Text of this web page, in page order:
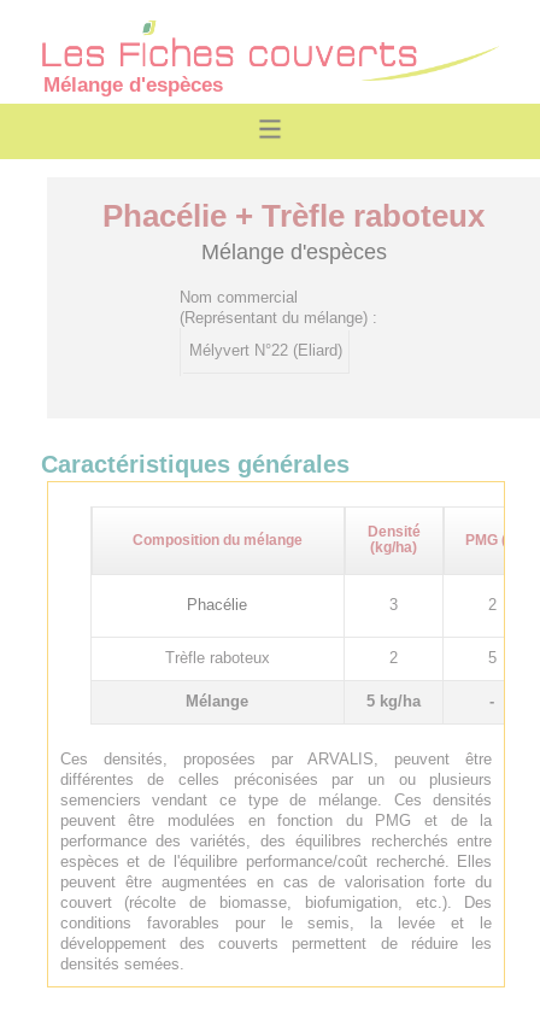
Mélange d'espèces
Phacélie + Trèfle raboteux
Mélange d'espèces
Nom commercial
(Représentant du mélange) :
Mélyvert N°22 (Eliard)
Caractéristiques générales
Composition du mélange
Densité
(kg/ha)
PMG (g)
Phacélie 3 2
Trèfle raboteux 2 5
Mélange 5 kg/ha -
Ces densités, proposées par ARVALIS, peuvent être
différentes de celles préconisées par un ou plusieurs
semenciers vendant ce type de mélange. Ces densités
peuvent être modulées en fonction du PMG et de la
performance des variétés, des équilibres recherchés entre
espèces et de l'équilibre performance/coût recherché. Elles
peuvent être augmentées en cas de valorisation forte du
couvert (récolte de biomasse, biofumigation, etc.). Des
conditions favorables pour le semis, la levée et le
développement des couverts permettent de réduire les
densités semées.